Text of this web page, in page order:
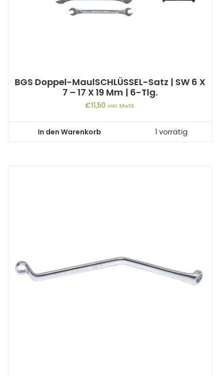
BGS Doppel-MaulSCHLÜSSEL-Satz | SW 6 X
7 – 17 X 19 Mm | 6-Tlg.
€11,50 inkl. MwSt.
In den Warenkorb 1 vorrätig